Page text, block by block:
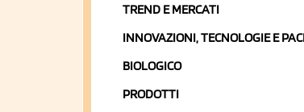
TREND E MERCATI
INNOVAZIONI, TECNOLOGIE E
BIOLOGICO
PRODOTTI